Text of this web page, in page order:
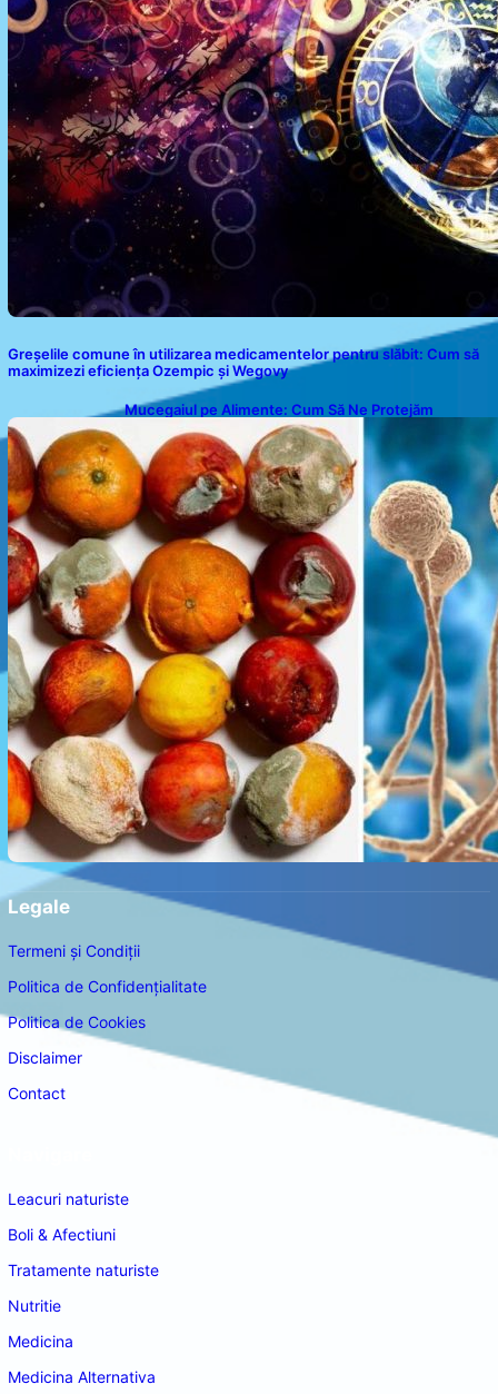
Greșelile comune în utilizarea medicamentelor pentru slăbit: Cum să
maximizezi eficiența Ozempic și Wegovy
Mucegaiul pe Alimente: Cum Să Ne Protejăm
Legale
Termeni și Condiții
Politica de Confidențialitate
Politica de Cookies
Disclaimer
Contact
Leacuri naturiste
Boli & Afectiuni
Tratamente naturiste
Nutritie
Medicina
Medicina Alternativa